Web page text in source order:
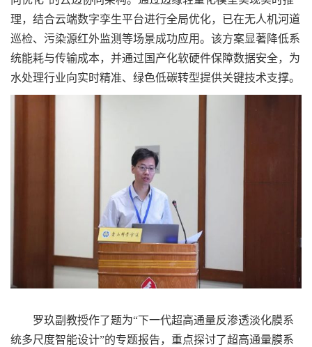
理，结合云端数字孪生平台进行全局优化，已在无人机河道
巡检、污染源红外监测等场景成功应用。该方案显著降低系
统能耗与传输成本，并通过国产化软硬件保障数据安全，为
水处理行业向实时精准、绿色低碳转型提供关键技术支撑。
罗玖副教授作了题为“下一代超高通量反渗透淡化膜系
统多尺度智能设计”的专题报告，重点探讨了超高通量膜系